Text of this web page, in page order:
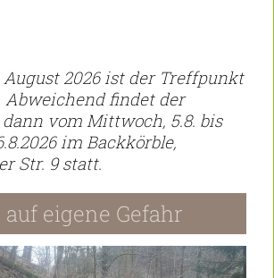
2026 ist der Treffpunkt
Abweichend findet der
vom Mittwoch, 5.8. bis
im Backkörble,
Str. 9 statt.
eigene Gefahr